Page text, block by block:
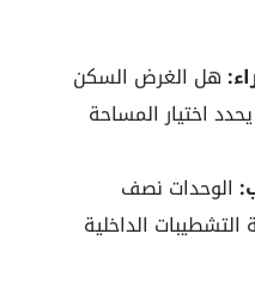
هل الغرض السكن
اختيار المساحة
الوحدات نصف
الداخلية